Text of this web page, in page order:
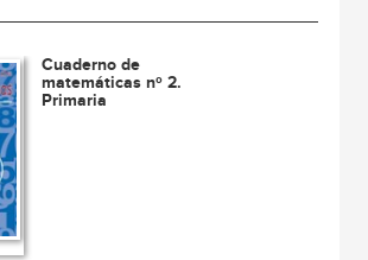
Cuaderno de
matemáticas nº 2.
Primaria